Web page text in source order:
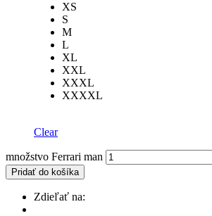
XS
S
M
L
XL
XXL
XXXL
XXXXL
Clear
množstvo Ferrari man
Pridať do košíka
Zdieľať na: